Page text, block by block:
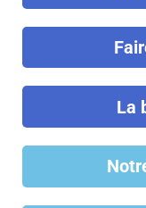
La